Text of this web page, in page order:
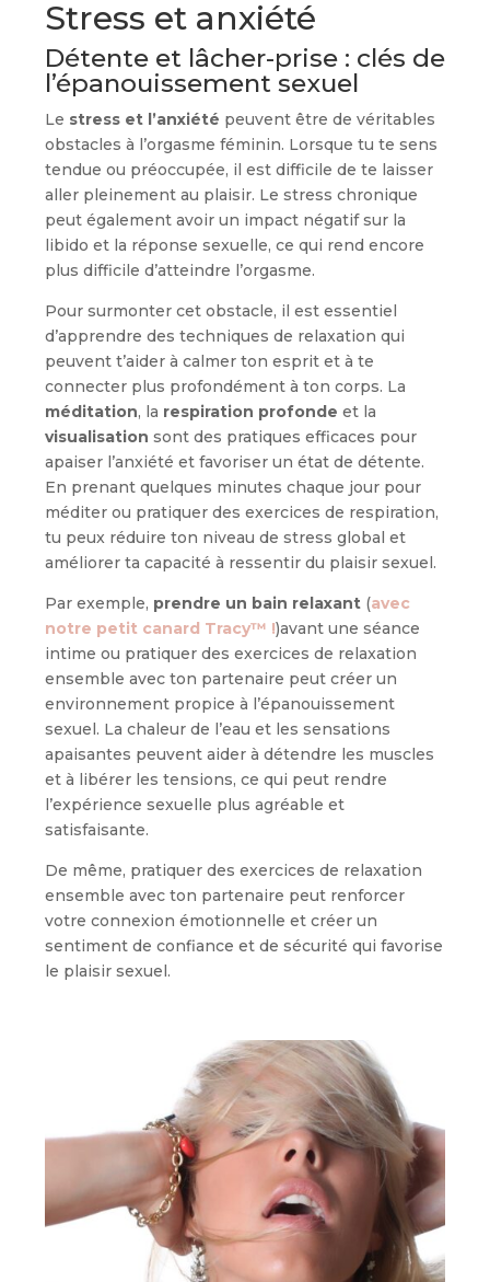
Stress et anxiété
Détente et lâcher-prise : clés de
l’épanouissement sexuel
Le stress et l’anxiété peuvent être de véritables
obstacles à l’orgasme féminin. Lorsque tu te sens
tendue ou préoccupée, il est difficile de te laisser
aller pleinement au plaisir. Le stress chronique
peut également avoir un impact négatif sur la
libido et la réponse sexuelle, ce qui rend encore
plus difficile d’atteindre l’orgasme.
Pour surmonter cet obstacle, il est essentiel
d’apprendre des techniques de relaxation qui
peuvent t’aider à calmer ton esprit et à te
connecter plus profondément à ton corps. La
méditation, la respiration profonde et la
visualisation sont des pratiques efficaces pour
apaiser l’anxiété et favoriser un état de détente.
En prenant quelques minutes chaque jour pour
méditer ou pratiquer des exercices de respiration,
tu peux réduire ton niveau de stress global et
améliorer ta capacité à ressentir du plaisir sexuel.
Par exemple, prendre un bain relaxant(avec
notre petit canard Tracy™ !)avant une séance
intime ou pratiquer des exercices de relaxation
ensemble avec ton partenaire peut créer un
environnement propice à l’épanouissement
sexuel. La chaleur de l’eau et les sensations
apaisantes peuvent aider à détendre les muscles
et à libérer les tensions, ce qui peut rendre
l’expérience sexuelle plus agréable et
satisfaisante.
De même, pratiquer des exercices de relaxation
ensemble avec ton partenaire peut renforcer
votre connexion émotionnelle et créer un
sentiment de confiance et de sécurité qui favorise
le plaisir sexuel.